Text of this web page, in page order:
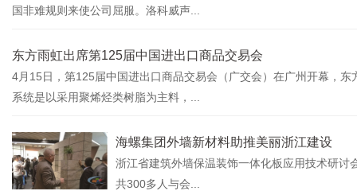
国非难规则来使公司屈服。洛科威声...
东方雨虹出席第125届中国进出口商品交易会
4月15日，第125届中国进出口商品交易会（广交会）在广州开幕，
系统是以采用聚烯烃类树脂为主料，...
海螺集团外墙新材料助推美丽浙江建设
浙江省建筑外墙保温装饰一体化板应用技术研
共300多人与会...